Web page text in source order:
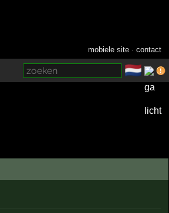
mobiele site ·contact
🇳🇱